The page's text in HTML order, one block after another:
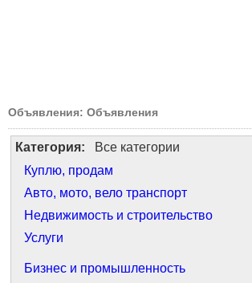
Объявления: Объявления
Категория: Все категории
Куплю, продам
Авто, мото, вело транспорт
Недвижимость и строительство
Услуги
Бизнес и промышленность